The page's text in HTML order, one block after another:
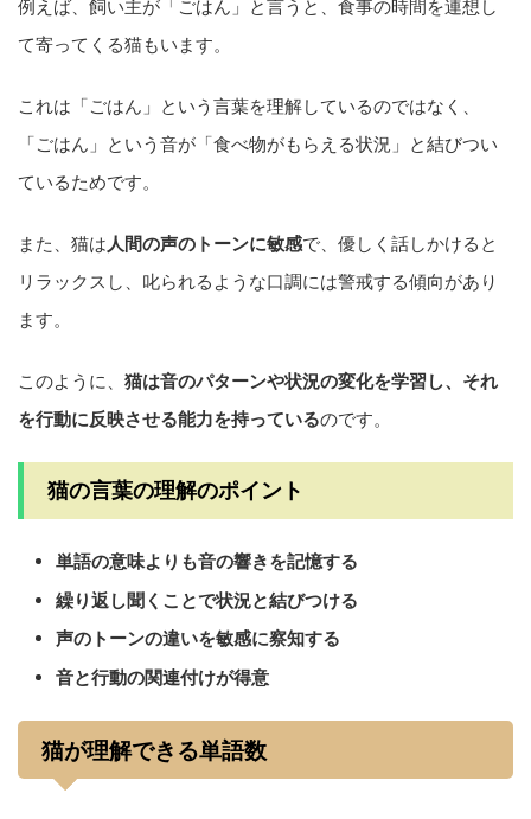
例えば、飼い主が「ごはん」と言うと、食事の時間を連想し
て寄ってくる猫もいます。
これは「ごはん」という言葉を理解しているのではなく、
「ごはん」という音が「食べ物がもらえる状況」と結びつい
ているためです。
また、猫は 人間の声のトーンに敏感で、優しく話しかけると
リラックスし、叱られるような口調には警戒する傾向があり
ます。
このように、 猫は音のパターンや状況の変化を学習し、それ
を行動に反映させる能力を持っているのです。
猫の言葉の理解のポイント
単語の意味よりも音の響きを記憶する
繰り返し聞くことで状況と結びつける
声のトーンの違いを敏感に察知する
音と行動の関連付けが得意
猫が理解できる単語数